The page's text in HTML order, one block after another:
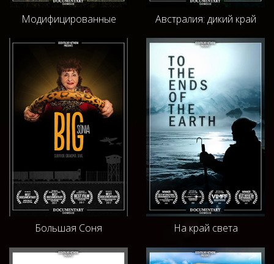
Модифицированные Австралия: дикий край
Большая Соня На край света